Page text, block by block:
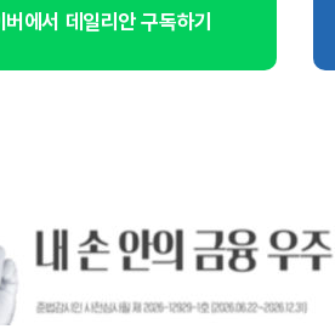
버에서 데일리안 구독하기